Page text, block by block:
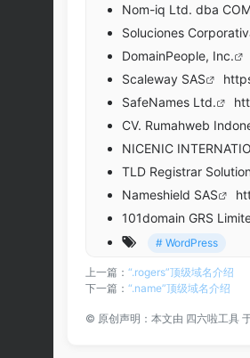
Nom-iq Ltd. dba
Soluciones
DomainPeople, Inc.
Scaleway SAS
SafeNames Ltd.
CV. Rumahweb
NICENIC
TLD Registrar
Nameshield SAS
101domain GRS
# WordPress
上一篇： “.rogers”顶级域名介绍
下一篇： “.name”顶级域名介绍
© 原创声明：本文由 四六啦工具